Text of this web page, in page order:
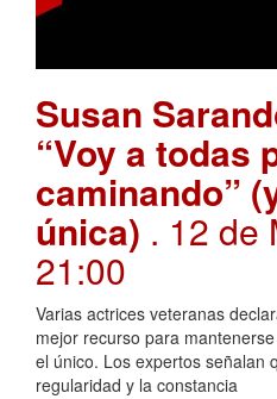
Susan
“Voy a todas
caminando”
única) . 12 de
21:00
Varias actrices veteranas
mejor recurso para
el único. Los expertos señalan
regularidad y la constancia